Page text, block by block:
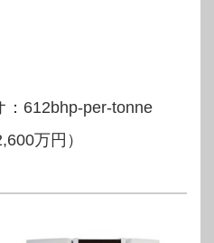
：612bhp-per-tonne
万円）